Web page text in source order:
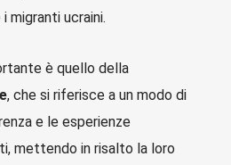
migranti ucraini.
è quello della
, che si riferisce a un modo di
e le esperienze
mettendo in risalto la loro